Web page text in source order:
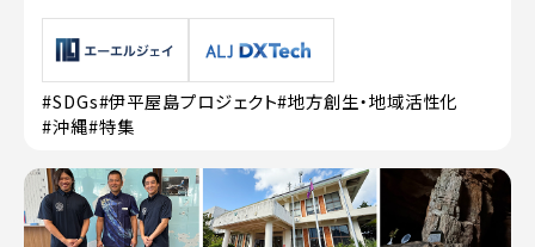
#SDGs#伊平屋島プロジェクト#地方創生・地域活性化
#沖縄#特集